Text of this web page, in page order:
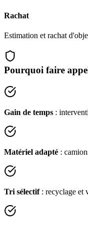
Rachat
Estimation et rachat
Pourquoi faire
Gain de temps :
Matériel adapté :
Tri sélectif: recyclage et